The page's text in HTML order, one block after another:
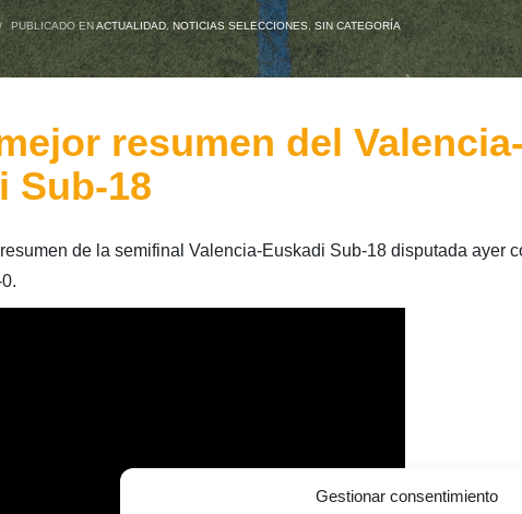
Gestionar consentimiento
/ PUBLICADO ENACTUALIDAD, NOTICIAS SELECCIONES,SIN CATEGORÍA
resumen del Valencia-
Sub-18
de la semifinal Valencia-Euskadi Sub-18 disputada ayer